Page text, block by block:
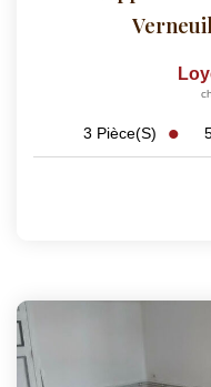
3 Pièce(s)